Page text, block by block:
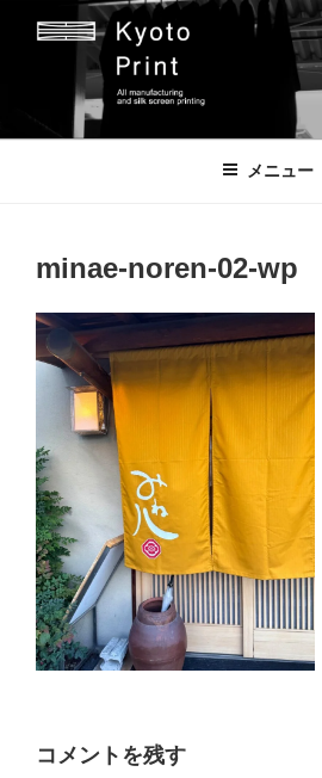
京都プリント
京都市のオリジナルプリント会社
メニュー
minae-noren-02-wp
コメントを残す